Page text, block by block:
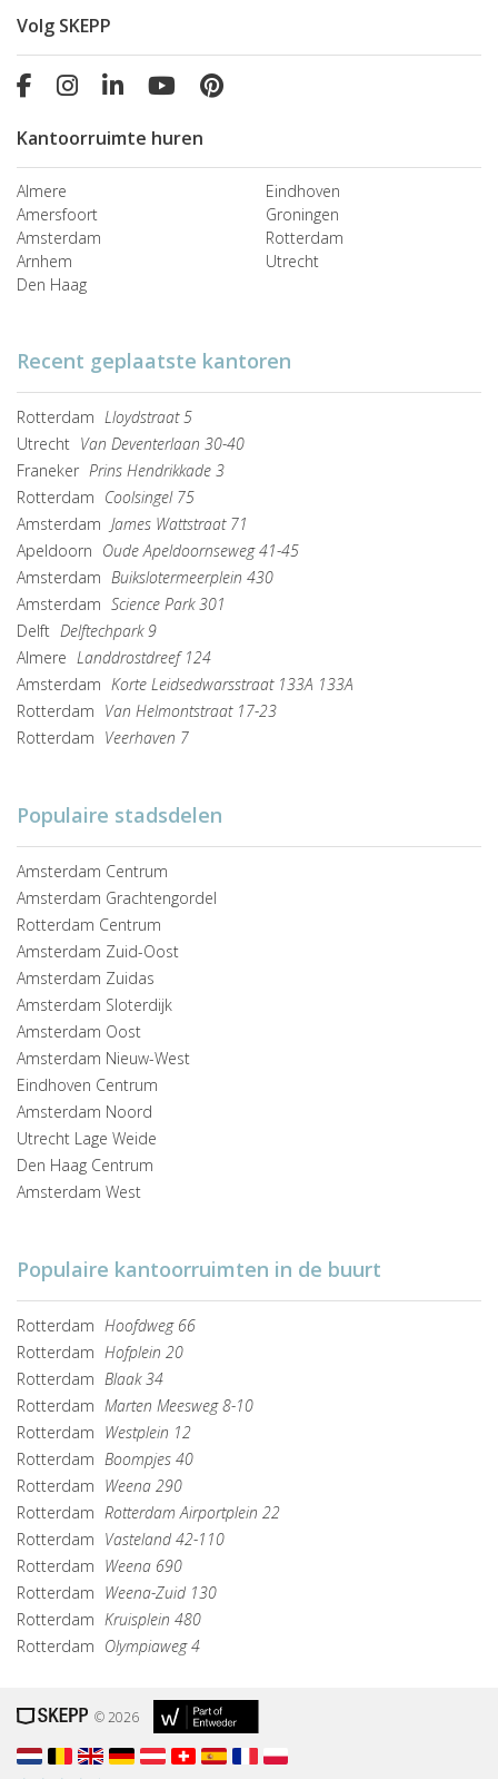
Volg SKEPP
Kantoorruimte huren
Almere
Amersfoort
Amsterdam
Arnhem
Den Haag
Eindhoven
Groningen
Rotterdam
Utrecht
Recent geplaatste kantoren
Rotterdam Lloydstraat 5
Utrecht Van Deventerlaan 30-40
Franeker Prins Hendrikkade 3
Rotterdam Coolsingel 75
Amsterdam James Wattstraat 71
Apeldoorn Oude Apeldoornseweg 41-45
Amsterdam Buikslotermeerplein 430
Amsterdam Science Park 301
Delft Delftechpark 9
Almere Landdrostdreef 124
Amsterdam Korte Leidsedwarsstraat 133A 133A
Rotterdam Van Helmontstraat 17-23
Rotterdam Veerhaven 7
Populaire stadsdelen
Amsterdam Centrum
Amsterdam Grachtengordel
Rotterdam Centrum
Amsterdam Zuid-Oost
Amsterdam Zuidas
Amsterdam Sloterdijk
Amsterdam Oost
Amsterdam Nieuw-West
Eindhoven Centrum
Amsterdam Noord
Utrecht Lage Weide
Den Haag Centrum
Amsterdam West
Populaire kantoorruimten in de buurt
Rotterdam Hoofdweg 66
Rotterdam Hofplein 20
Rotterdam Blaak 34
Rotterdam Marten Meesweg 8-10
Rotterdam Westplein 12
Rotterdam Boompjes 40
Rotterdam Weena 290
Rotterdam Rotterdam Airportplein 22
Rotterdam Vasteland 42-110
Rotterdam Weena 690
Rotterdam Weena-Zuid 130
Rotterdam Kruisplein 480
Rotterdam Olympiaweg 4
© 2026